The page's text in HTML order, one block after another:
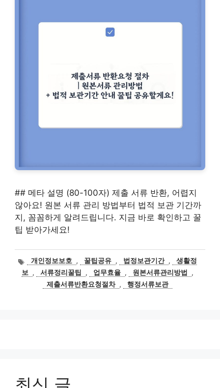
## 메타 설명 (80-100자) 제출 서류 반환, 어렵지
않아요! 원본 서류 관리 방법부터 법적 보관 기간까
지, 꼼꼼하게 알려드립니다. 지금 바로 확인하고 꿀
팁 받아가세요!
태
그
개인정보보호 , 꿀팁공유 , 법정보관기간 ,
생활정
보
, 서류정리꿀팁 , 업무효율 , 원본서류관리방법
,
제출서류반환요청절차 , 행정서류보관